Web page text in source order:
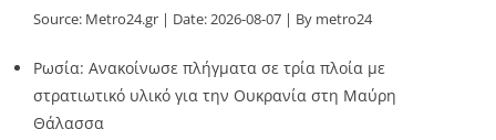
Source: Metro24.gr Date: 2026-08-07 By metro24
Ρωσία: Ανακοίνωσε πλήγματα σε τρία πλοία με
στρατιωτικό υλικό για την Ουκρανία στη Μαύρη
Θάλασσα